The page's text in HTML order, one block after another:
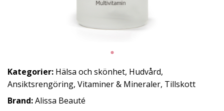
Kategorier: Hälsa och skönhet, Hudvård,
Ansiktsrengöring, Vitaminer & Mineraler, Tillskott
Brand:Alissa Beauté